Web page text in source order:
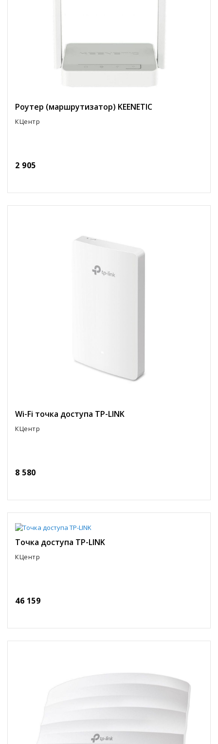
Роутер (маршрутизатор) KEENETIC
КЦентр
2 905
Wi-Fi точка доступа TP-LINK
КЦентр
8 580
Точка доступа TP-LINK
КЦентр
46 159